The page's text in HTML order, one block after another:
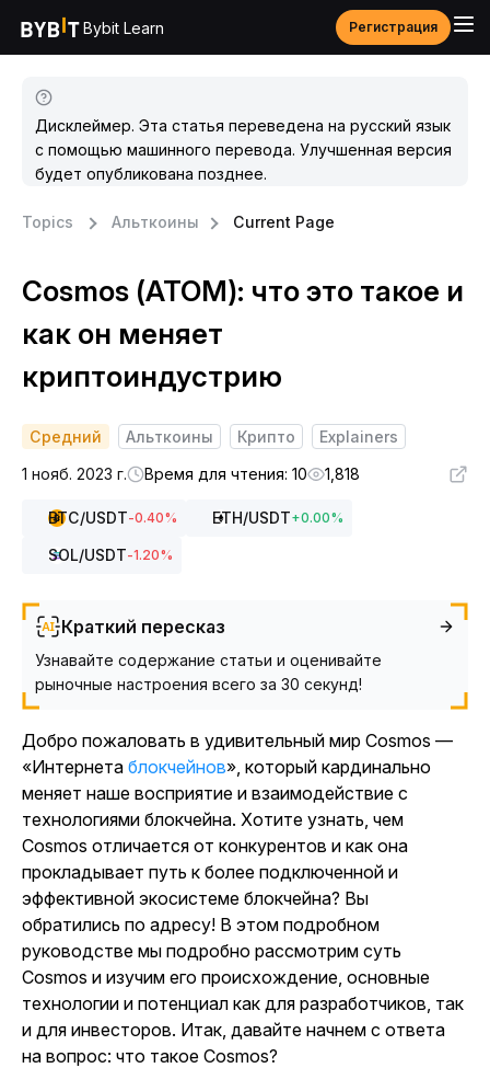
Bybit Learn Регистрация
Дисклеймер. Эта статья переведена на русский язык
с помощью машинного перевода. Улучшенная версия
будет опубликована позднее.
Topics Альткоины Current Page
Cosmos (ATOM): что это такое и
как он меняет
криптоиндустрию
Средний Альткоины Крипто
Explainers
1 нояб. 2023 г.
Время для чтения: 10 1,818
BTC/USDT-0.40% ETH/USDT+0.00%
SOL/USDT-1.20%
Краткий пересказ
Узнавайте содержание статьи и оценивайте
рыночные настроения всего за 30 секунд!
Добро пожаловать в удивительный мир Cosmos —
«Интернета блокчейнов», который кардинально
меняет наше восприятие и взаимодействие с
технологиями блокчейна. Хотите узнать, чем
Cosmos отличается от конкурентов и как она
прокладывает путь к более подключенной и
эффективной экосистеме блокчейна? Вы
обратились по адресу! В этом подробном
руководстве мы подробно рассмотрим суть
Cosmos и изучим его происхождение, основные
технологии и потенциал как для разработчиков, так
и для инвесторов. Итак, давайте начнем с ответа
на вопрос: что такое Cosmos?